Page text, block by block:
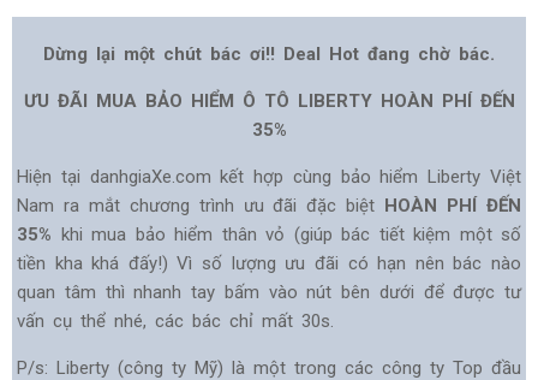
Dừng lại một chút bác ơi!! Deal Hot đang chờ bác.
ƯU ĐÃI MUA BẢO HIỂM Ô TÔ LIBERTY HOÀN PHÍ ĐẾN
35%
Hiện tại danhgiaXe.com kết hợp cùng bảo hiểm Liberty Việt
Nam ra mắt chương trình ưu đãi đặc biệt HOÀN PHÍ ĐẾN
35% khi mua bảo hiểm thân vỏ (giúp bác tiết kiệm một số
tiền kha khá đấy!) Vì số lượng ưu đãi có hạn nên bác nào
quan tâm thì nhanh tay bấm vào nút bên dưới để được tư
vấn cụ thể nhé, các bác chỉ mất 30s.
P/s: Liberty (công ty Mỹ) là một trong các công ty Top đầu